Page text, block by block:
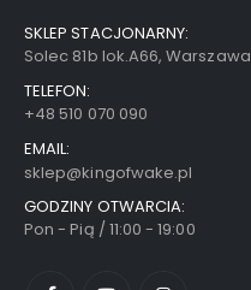
SKLEP STACJONARNY:
Solec 81b lok.A66, Warszawa
TELEFON:
+48 510 070 090
EMAIL:
sklep@kingofwake.pl
GODZINY OTWARCIA:
Pon - Pią / 11:00 - 19:00